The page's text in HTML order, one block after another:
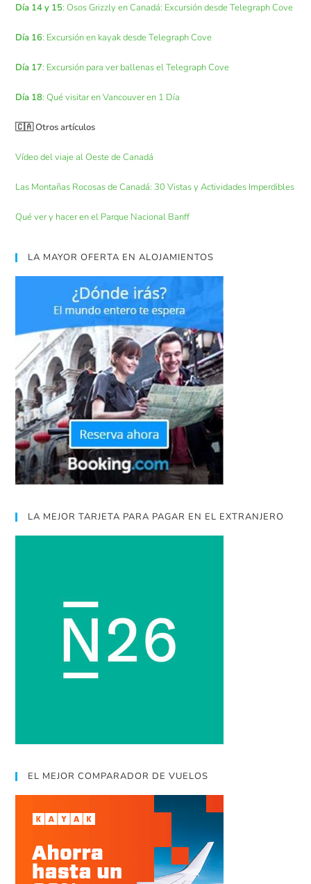
Día 14 y 15: Osos Grizzly en Canadá: Excursión desde Telegraph Cove
Día 16: Excursión en kayak desde Telegraph Cove
Día 17: Excursión para ver ballenas el Telegraph Cove
Día 18: Qué visitar en Vancouver en 1 Día
🇨🇦 Otros artículos
Vídeo del viaje al Oeste de Canadá
Las Montañas Rocosas de Canadá: 30 Vistas y Actividades Imperdibles
Qué ver y hacer en el Parque Nacional Banff
LA MAYOR OFERTA EN ALOJAMIENTOS
LA MEJOR TARJETA PARA PAGAR EN EL EXTRANJERO
EL MEJOR COMPARADOR DE VUELOS